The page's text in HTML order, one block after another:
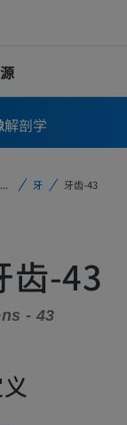
解剖学
... 牙 牙齿-43
齿-43
- 43